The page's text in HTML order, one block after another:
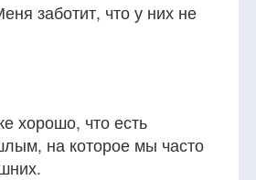
заботит, что у них не
хорошо, что есть
на которое мы часто